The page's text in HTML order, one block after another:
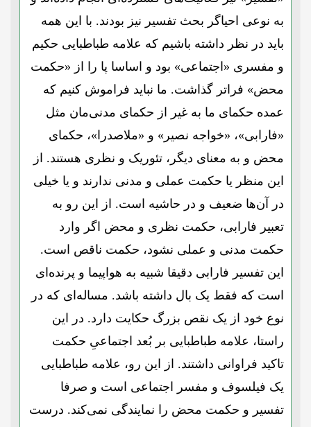
به نوعی احیاگر بحث تفسیر نیز بودند. با این همه
باید در نظر داشته باشیم که علامه طباطبایی حکیم
و مفسری «اجتماعی» بود و اساسا پا را از «حکمت
محض» فراتر گذاشت. ما نباید فراموش کنیم که
عمده حکمای ما به غیر از حکمای مدنی‌مان مثل
«فارابی»، «خواجه نصیر» و «ملاصدرا»، حکمای
محض و به معنای دیگر، تئوریک و نظری هستند. از
این منظر یا حکمت عملی و مدنی ندارند و یا خیلی
در آن‌ها ضعیف و در حاشیه است. از این رو به
تعبیر فارابی، حکمت نظری و محض اگر وارد
حکمت مدنی و عملی نشود، حکمت ناقص است.
این تفسیر فارابی دقیقا شبیه به هواپیما و پرنده‌ای
است که فقط یک بال داشته باشد. مساله‌ای که در
نوع خود از یک نقص بزرگ حکایت دارد. در این
راستا، علامه طباطبایی بر بُعد اجتماعیِ حکمت
تاکید فراوانی داشتند. از این رو، علامه طباطبایی
یک فیلسوف و مفسر اجتماعی است و صرفا
تفسیر و حکمت محض را نمایندگی نمی‌کند. درست